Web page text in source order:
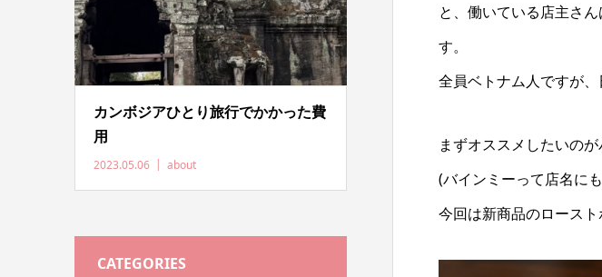
と、働いている店主さ
す。
全員ベトナム人ですが
まずオススメしたいのが
(バインミーって店名に
今回は新商品のロース
カンボジアひとり旅行でかかった費
用
2023.05.06 about
CATEGORIES